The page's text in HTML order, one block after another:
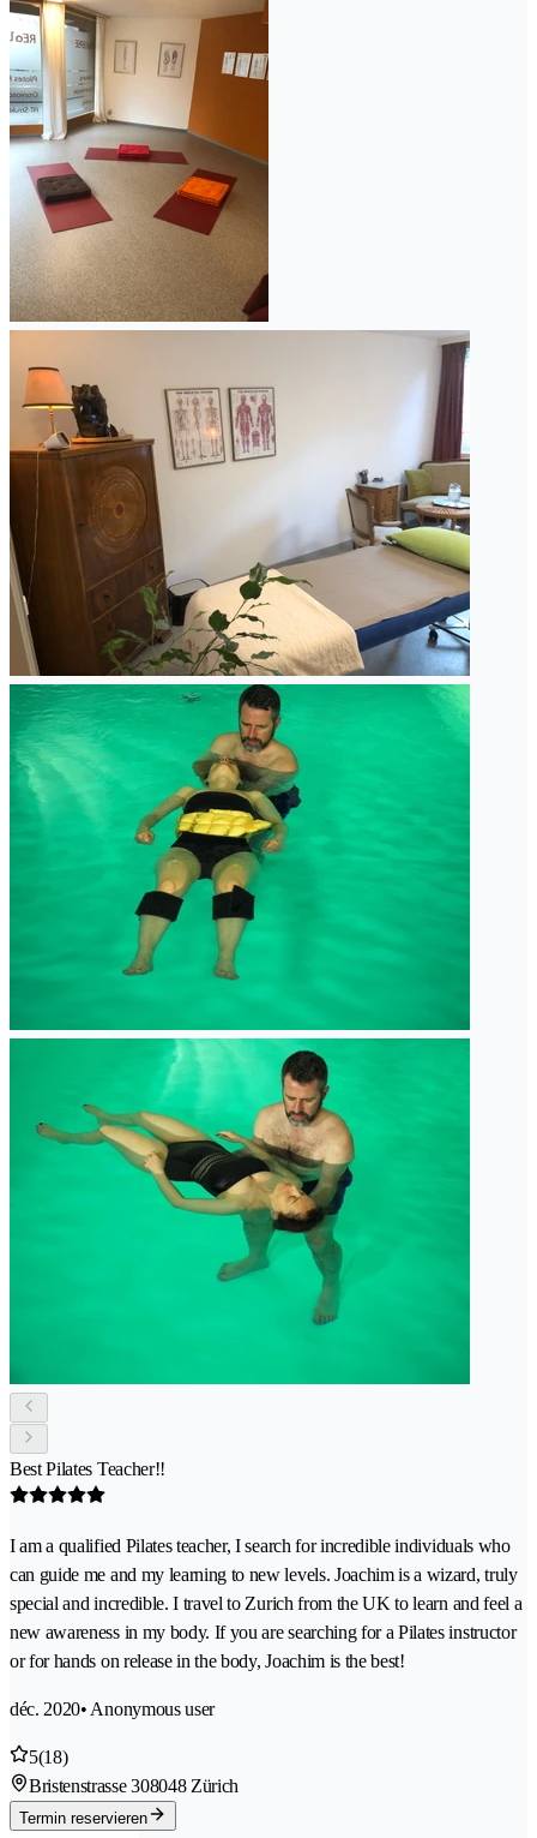
Best Pilates Teacher!!
I am a qualified Pilates teacher, I search for incredible individuals who
can guide me and my learning to new levels. Joachim is a wizard, truly
special and incredible. I travel to Zurich from the UK to learn and feel a
new awareness in my body. If you are searching for a Pilates instructor
or for hands on release in the body, Joachim is the best!
déc. 2020• Anonymous user
5(18)
Bristenstrasse 308048 Zürich
Termin reservieren